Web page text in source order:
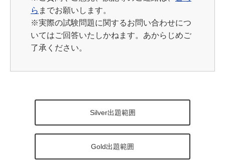
ら までお願いします。
※実際の試験問題に関するお問い合わせにつ
いてはご回答いたしかねます。あからじめご
了承ください。
Silver出題範囲
Gold出題範囲